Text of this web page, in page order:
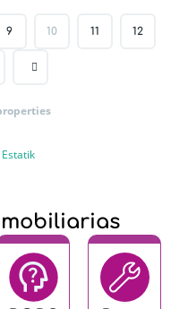
9 10 11 12
Estatik